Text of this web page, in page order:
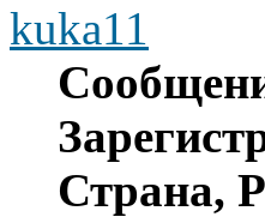
kuka11
Страна,